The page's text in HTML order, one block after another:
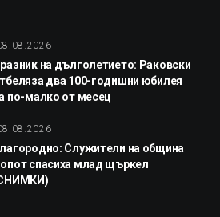
на дълголетието: Раковски
два 100-годишни юбилея
по-малко от месец
Служители на община
спасиха млад щъркел